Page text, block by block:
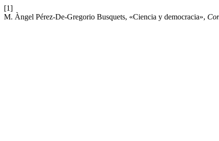
[1]
M. Àngel Pérez-De-Gregorio Busquets, «Ciencia y democracia»,